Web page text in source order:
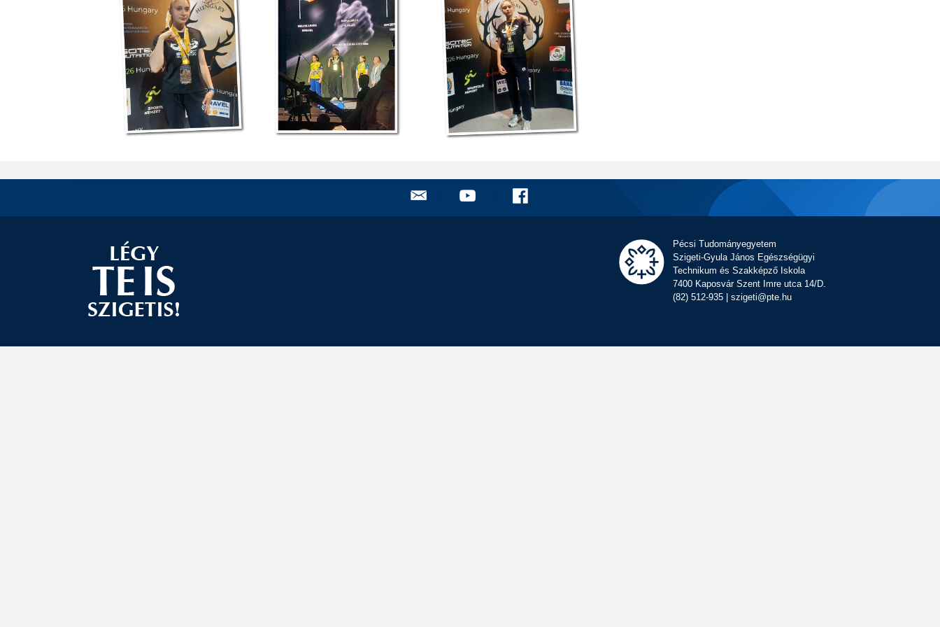
Pécsi Tudományegyetem
Szigeti-Gyula János Egészségügyi
Technikum és Szakképző Iskola
7400 Kaposvár Szent Imre utca 14/D.
(82) 512-935 | szigeti@pte.hu